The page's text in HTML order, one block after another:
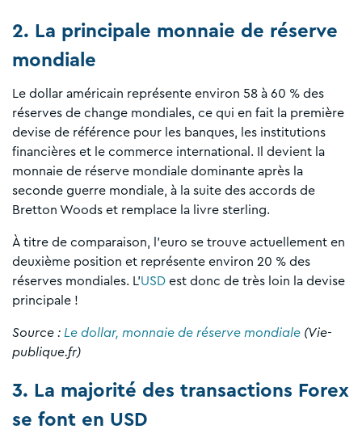
2. La principale monnaie de réserve
mondiale
Le dollar américain représente environ 58 à 60 % des
réserves de change mondiales, ce qui en fait la première
devise de référence pour les banques, les institutions
financières et le commerce international. Il devient la
monnaie de réserve mondiale dominante après la
seconde guerre mondiale, à la suite des accords de
Bretton Woods et remplace la livre sterling.
À titre de comparaison, l’euro se trouve actuellement en
deuxième position et représente environ 20 % des
réserves mondiales. L’USD est donc de très loin la devise
principale !
Source : Le dollar, monnaie de réserve mondiale (Vie-
publique.fr)
3. La majorité des transactions Forex
se font en USD